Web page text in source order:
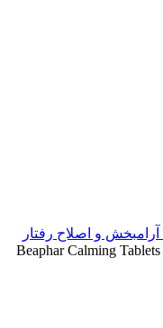
آرامبخش و اصلاح رفتار